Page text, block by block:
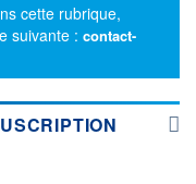
cette rubrique,
suivante : contact-